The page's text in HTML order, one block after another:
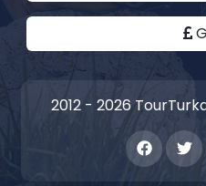
2012 - 2026